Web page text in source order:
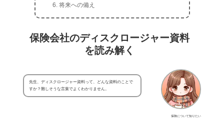
将来への備え
保険会社のディスクロージャー資料
を読み解く
保険について知りたい
先生、ディスクロージャー資料って、どんな資料のことで
すか？難しそうな言葉でよくわかりません。